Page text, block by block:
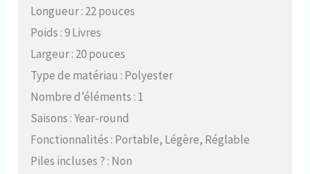
Longueur : 22 pouces
Poids : 9 Livres
Largeur : 20 pouces
Type de matériau : Polyester
Nombre d’éléments : 1
Saisons : Year-round
Fonctionnalités : Portable, Légère, Réglable
Piles incluses ? : Non